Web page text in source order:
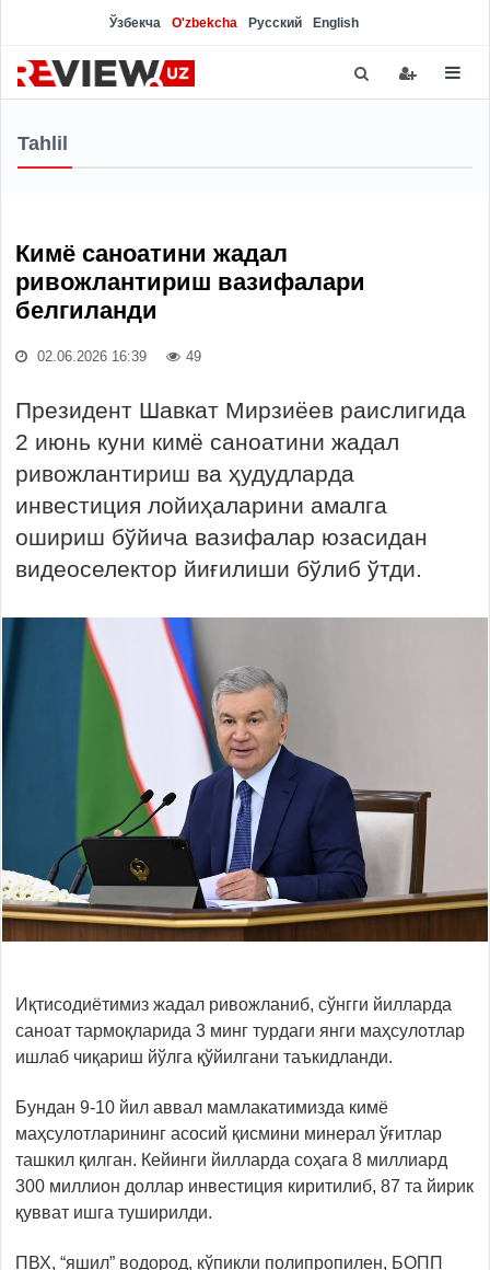
Ўзбекча O'zbekcha Русский English
Tahlil
Кимё саноатини жадал
ривожлантириш вазифалари
белгиланди
02.06.2026 16:39 49
Президент Шавкат Мирзиёев раислигида
2 июнь куни кимё саноатини жадал
ривожлантириш ва ҳудудларда
инвестиция лойиҳаларини амалга
ошириш бўйича вазифалар юзасидан
видеоселектор йиғилиши бўлиб ўтди.
Иқтисодиётимиз жадал ривожланиб, сўнгги йилларда
саноат тармоқларида 3 минг турдаги янги маҳсулотлар
ишлаб чиқариш йўлга қўйилгани таъкидланди.
Бундан 9-10 йил аввал мамлакатимизда кимё
маҳсулотларининг асосий қисмини минерал ўғитлар
ташкил қилган. Кейинги йилларда соҳага 8 миллиард
300 миллион доллар инвестиция киритилиб, 87 та йирик
қувват ишга туширилди.
ПВХ, “яшил” водород, кўпикли полипропилен, БОПП